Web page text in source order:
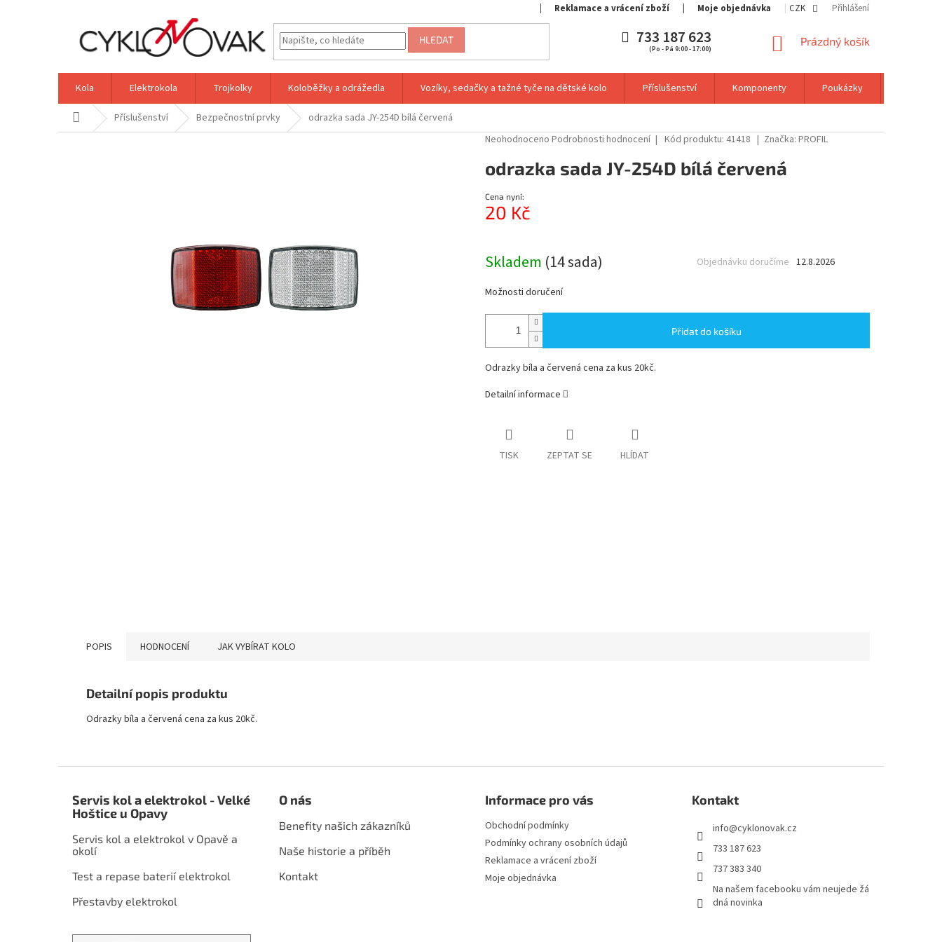
Reklamace a vrácení zboží Moje objednávka CZK Přihlášení
HLEDAT 733 187 623
(Po - Pá 9:00 - 17:00)
NÁKUPNÍ
Prázdný košík
Kola Elektrokola Trojkolky Koloběžky a odrážedla Vozíky, sedačky a tažné tyče na dětské kolo Příslušenství Komponenty Poukázky
Domů Příslušenství Bezpečnostní prvky
odrazka sada JY-254D bílá červená
Průměrné
produktu
je
0,0
z
5
Neohodnoceno Podrobnosti hodnocení Kód produktu: 41418 Značka:PROFIL
odrazka sada JY-254D bílá červená
Cena nyní:
20 Kč
Skladem (14 sada) 12.8.2026
Objednávku doručíme
Možnosti doručení
Přidat do košíku
Odrazky bíla a červená cena za kus 20kč.
Detailní informace
TISK ZEPTAT SE HLÍDAT
POPIS HODNOCENÍ JAK VYBÍRAT KOLO
Detailní popis produktu
Odrazky bíla a červená cena za kus 20kč.
Servis kol a elektrokol - Velké
Hoštice u Opavy
Servis kol a elektrokol v Opavě a
okolí
Test a repase baterií elektrokol
Přestavby elektrokol
O nás
Benefity našich zákazníků
Naše historie a příběh
Kontakt
Informace pro vás
Obchodní podmínky
Podmínky ochrany osobních údajů
Reklamace a vrácení zboží
Moje objednávka
Kontakt
info@cyklonovak.cz
733 187 623
737 383 340
Na našem facebooku vám neujede žá
dná novinka